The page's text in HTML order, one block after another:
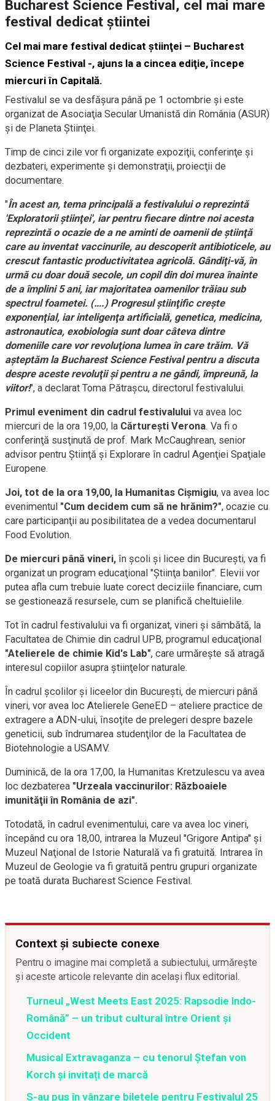
Bucharest Science Festival, cel mai mare
festival dedicat ştiintei
Cel mai mare festival dedicat ştiinţei – Bucharest
Science Festival -, ajuns la a cincea ediţie, începe
miercuri în Capitală.
Festivalul se va desfăşura până pe 1 octombrie şi este
organizat de Asociaţia Secular Umanistă din România (ASUR)
şi de Planeta Ştiinţei.
Timp de cinci zile vor fi organizate expoziţii, conferinţe şi
dezbateri, experimente şi demonstraţii, proiecţii de
documentare.
"În acest an, tema principală a festivalului o reprezintă
'Exploratorii ştiinţei', iar pentru fiecare dintre noi acesta
reprezintă o ocazie de a ne aminti de oamenii de ştiinţă
care au inventat vaccinurile, au descoperit antibioticele, au
crescut fantastic productivitatea agricolă. Gândiţi-vă, în
urmă cu doar două secole, un copil din doi murea înainte
de a împlini 5 ani, iar majoritatea oamenilor trăiau sub
spectrul foametei. (….) Progresul ştiinţific creşte
exponenţial, iar inteligenţa artificială, genetica, medicina,
astronautica, exobiologia sunt doar câteva dintre
domeniile care vor revoluţiona lumea în care trăim. Vă
aşteptăm la Bucharest Science Festival pentru a discuta
despre aceste revoluţii şi pentru a ne gândi, împreună, la
viitor!", a declarat Toma Pătraşcu, directorul festivalului.
Primul eveniment din cadrul festivalului va avea loc
miercuri de la ora 19,00, la Cărtureşti Verona. Va fi o
conferinţă susţinută de prof. Mark McCaughrean, senior
advisor pentru Ştiinţă şi Explorare în cadrul Agenţiei Spaţiale
Europene.
Joi, tot de la ora 19,00, la Humanitas Cişmigiu, va avea loc
evenimentul "Cum decidem cum să ne hrănim?", ocazie cu
care participanţii au posibilitatea de a vedea documentarul
Food Evolution.
De miercuri până vineri, în şcoli şi licee din Bucureşti, va fi
organizat un program educaţional "Ştiinţa banilor". Elevii vor
putea afla cum trebuie luate corect deciziile financiare, cum
se gestionează resursele, cum se planifică cheltuielile.
Tot în cadrul festivalului va fi organizat, vineri şi sâmbătă, la
Facultatea de Chimie din cadrul UPB, programul educaţional
"Atelierele de chimie Kid's Lab", care urmăreşte să atragă
interesul copiilor asupra ştiinţelor naturale.
În cadrul şcolilor şi liceelor din Bucureşti, de miercuri până
vineri, vor avea loc Atelierele GeneED – ateliere practice de
extragere a ADN-ului, însoţite de prelegeri despre bazele
geneticii, sub îndrumarea studenţilor de la Facultatea de
Biotehnologie a USAMV.
Duminică, de la ora 17,00, la Humanitas Kretzulescu va avea
loc dezbaterea "Urzeala vaccinurilor: Războaiele
imunităţii în România de azi".
Totodată, în cadrul evenimentului, care va avea loc vineri,
începând cu ora 18,00, intrarea la Muzeul ''Grigore Antipa'' şi
Muzeul Naţional de Istorie Naturală va fi gratuită. Intrarea în
Muzeul de Geologie va fi gratuită pentru grupuri organizate
pe toată durata Bucharest Science Festival.
Context și subiecte conexe
Pentru o imagine mai completă a subiectului, urmărește
și aceste articole relevante din același flux editorial.
Turneul „West Meets East 2025: Rapsodie Indo-
Română” – un tribut cultural între Orient și
Occident
Musical Extravaganza – cu tenorul Ștefan von
Korch și invitați de marcă
S-au pus în vânzare biletele pentru Festivalul 25